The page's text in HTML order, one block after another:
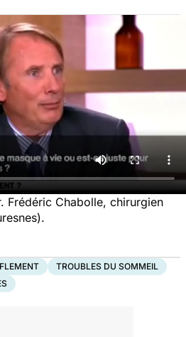
Frédéric Chabolle, chirurgien
TROUBLES DU SOMMEIL